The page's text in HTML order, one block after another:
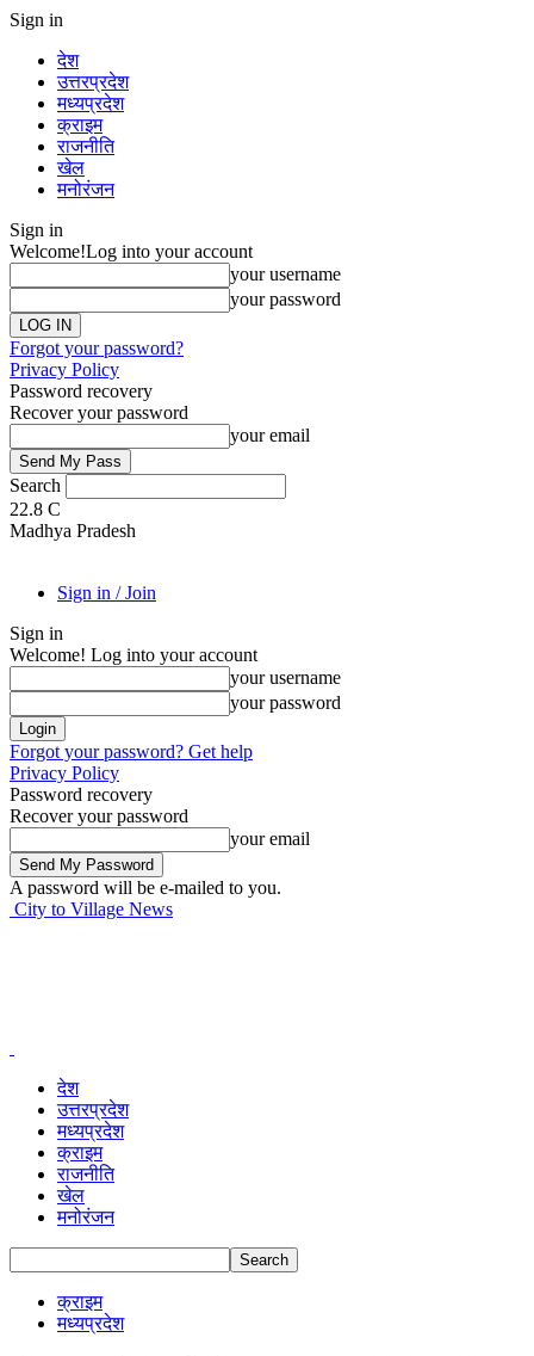
Sign in
देश
उत्तरप्रदेश
मध्यप्रदेश
क्राइम
राजनीति
खेल
मनोरंजन
Sign in
Welcome!Log into your account
your username
your password
Forgot your password?
Privacy Policy
Password recovery
Recover your password
your email
Search
22.8 C
Madhya Pradesh
Sign in / Join
Sign in
Welcome! Log into your account
your username
your password
Forgot your password? Get help
Privacy Policy
Password recovery
Recover your password
your email
A password will be e-mailed to you.
City to Village News
देश
उत्तरप्रदेश
मध्यप्रदेश
क्राइम
राजनीति
खेल
मनोरंजन
क्राइम
मध्यप्रदेश